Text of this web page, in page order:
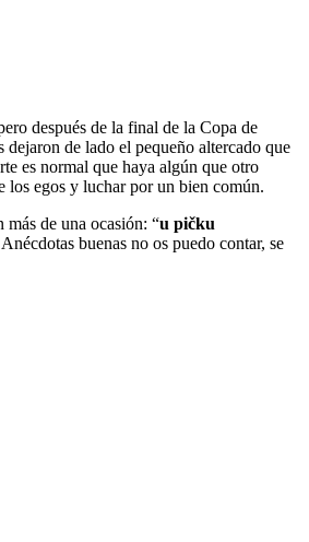
después de la final de la Copa de
de lado el pequeño altercado que
es normal que haya algún que otro
los egos y luchar por un bien común.
más de una ocasión: “u pičku
Anécdotas buenas no os puedo contar, se